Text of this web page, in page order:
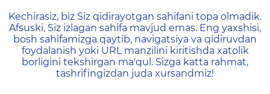
404 — Страница не
Kechirasiz, biz Siz qidirayotgan sahifani topa olmadik.
Afsuski, Siz izlagan sahifa mavjud emas. Eng yaxshisi,
bosh sahifamizga qaytib, navigatsiya va qidiruvdan
foydalanish yoki URL manzilini kiritishda xatolik
borligini tekshirgan ma'qul. Sizga katta rahmat,
tashrifingizdan juda xursandmiz!